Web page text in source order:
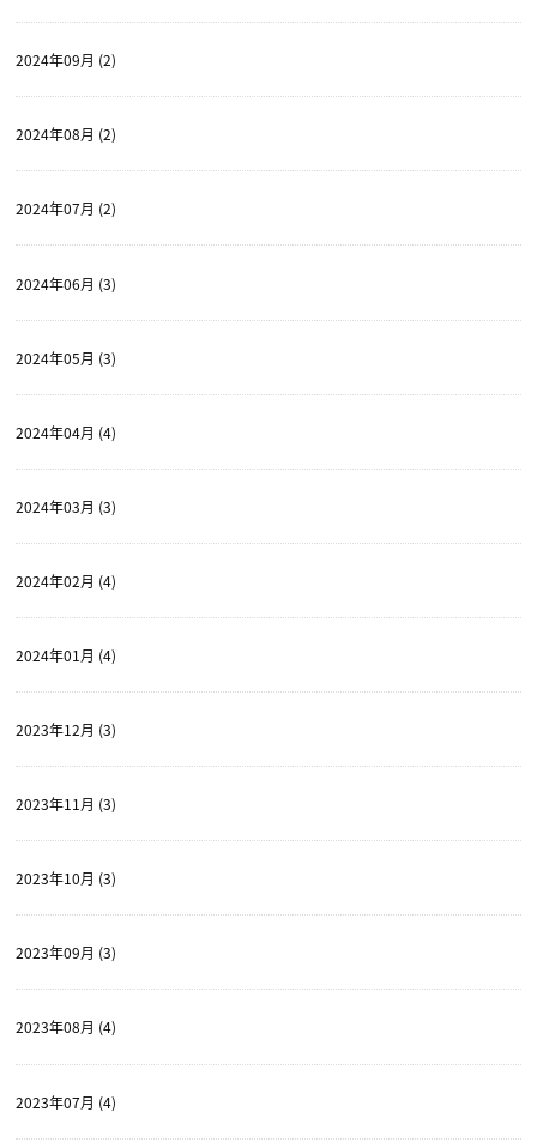
2024年09月 (2)
2024年08月 (2)
2024年07月 (2)
2024年06月 (3)
2024年05月 (3)
2024年04月 (4)
2024年03月 (3)
2024年02月 (4)
2024年01月 (4)
2023年12月 (3)
2023年11月 (3)
2023年10月 (3)
2023年09月 (3)
2023年08月 (4)
2023年07月 (4)